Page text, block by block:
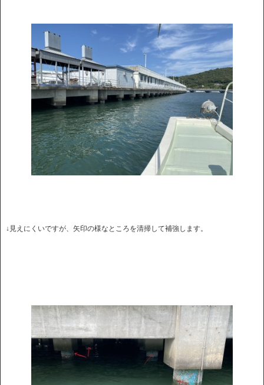
↓見えにくいですが、矢印の様なところを清掃して補強します。